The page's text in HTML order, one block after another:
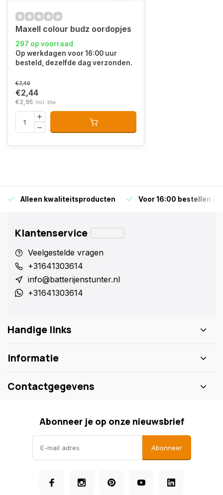
Maxell colour budz oordopjes
297 op voorraad
Op werkdagen voor 16:00 uur
besteld, dezelfde dag verzonden.
€7,40
€2,44
€2,95 Incl. btw
Alleen kwaliteitsproducten Voor 16:00 bestellen is
Klantenservice
Veelgestelde vragen
+31641303614
info@batterijenstunter.nl
+31641303614
Handige links
Informatie
Contactgegevens
Abonneer je op onze nieuwsbrief
Abonneer